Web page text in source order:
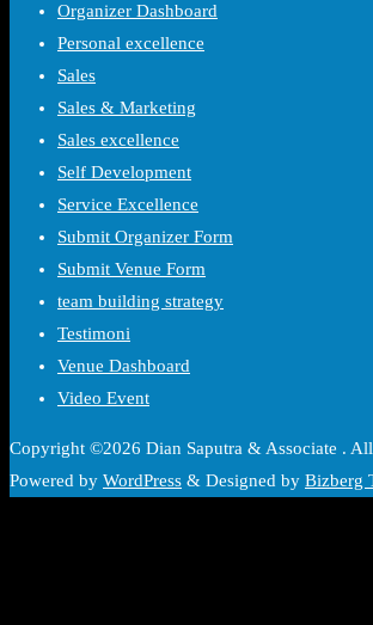
Organizer Dashboard
Personal excellence
Sales
Sales & Marketing
Sales excellence
Self Development
Service Excellence
Submit Organizer Form
Submit Venue Form
team building strategy
Testimoni
Venue Dashboard
Video Event
Copyright ©2026 Dian Saputra & Associate .
Powered by WordPress & Designed by Bizberg